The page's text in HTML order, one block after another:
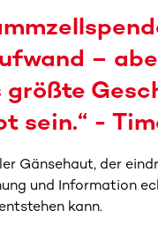
–
größte
sein.“ -
Gänsehaut, der
und Information
kann.